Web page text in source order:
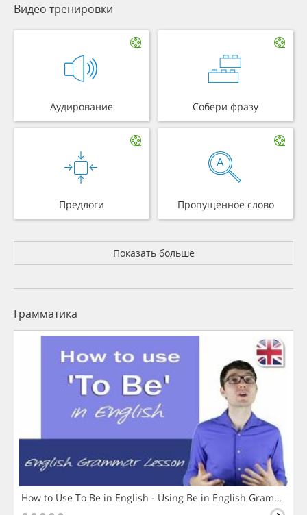
Видео тренировки
Аудирование Собери фразу
Предлоги Пропущенное слово
Показать больше
Грамматика
How to Use To Be in English - Using Be in English Grammar